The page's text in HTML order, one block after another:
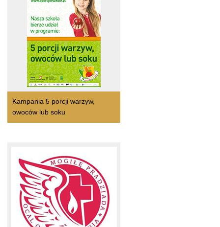
Kampania 5 porcji warzyw,
owoców lub soku